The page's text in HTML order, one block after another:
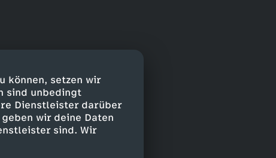
können, setzen wir
sind unbedingt
Dienstleister darüber
wir deine Daten
sind. Wir